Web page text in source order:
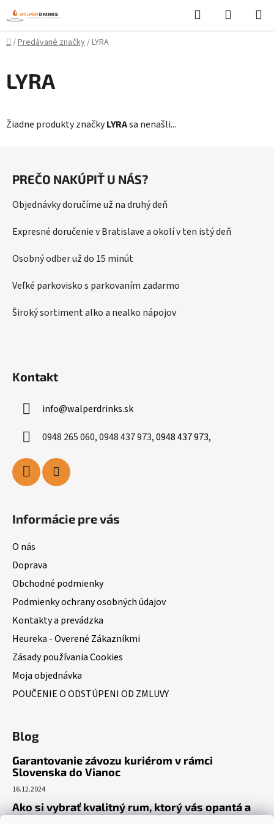
Prejsť
na
obsah
Hľadať
KOŠÍK
Domov
/Predávané značky/LYRA
LYRA
Žiadne produkty značkyLYRAsa nenašli...
PREČO NAKÚPIŤ U NÁS?
Objednávky doručíme už na druhý deň
Expresné doručenie v Bratislave a okolí v ten istý deň
Osobný odber už do 15 minút
Veľké parkovisko s parkovaním zadarmo
Široký sortiment alko a nealko nápojov
Kontakt
info@walperdrinks.sk
0948 265 060, 0948 437 973,0948 437 973,
Informácie pre vás
O nás
Doprava
Obchodné podmienky
Podmienky ochrany osobných údajov
Kontakty a prevádzka
Heureka - Overené Zákazníkmi
Zásady používania Cookies
Moja objednávka
POUČENIE O ODSTÚPENI OD ZMLUVY
Blog
Garantovanie závozu kuriérom v rámci
Slovenska do Vianoc
16.12.2024
Ako si vybrať kvalitný rum, ktorý vás opantá a
už nepustí?